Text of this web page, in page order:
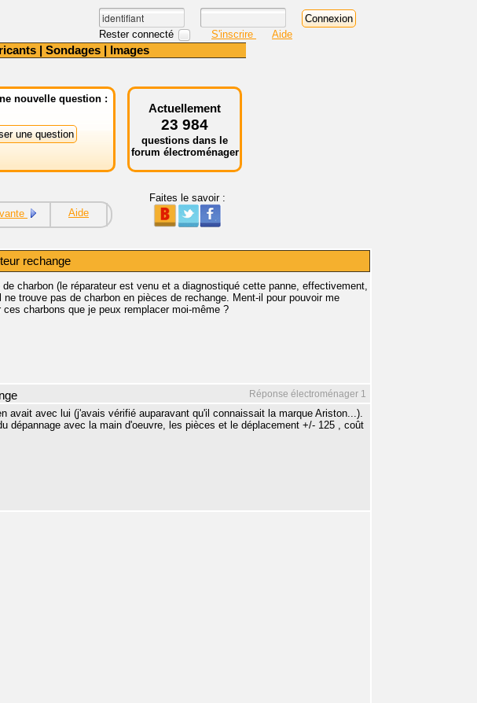
Rester connecté S'inscrire Aide
| Sondages | Images
nouvelle question :
Actuellement
23 984
questions dans le
forum électroménager
Aide
Faites le savoir :
rechange
charbon (le réparateur est venu et a diagnostiqué cette panne, effectivement,
trouve pas de charbon en pièces de rechange. Ment-il pour pouvoir me
charbons que je peux remplacer moi-même ?
Réponse électroménager 1
avait avec lui (j'avais vérifié auparavant qu'il connaissait la marque Ariston...).
dépannage avec la main d'oeuvre, les pièces et le déplacement +/- 125 , coût